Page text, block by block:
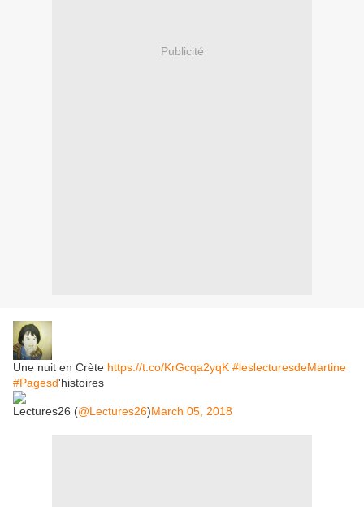
Publicité
Une nuit en Crète https://t.co/KrGcqa2yqK #leslecturesdeMartine
#Pagesd'histoires
Lectures26 (@Lectures26)March 05, 2018